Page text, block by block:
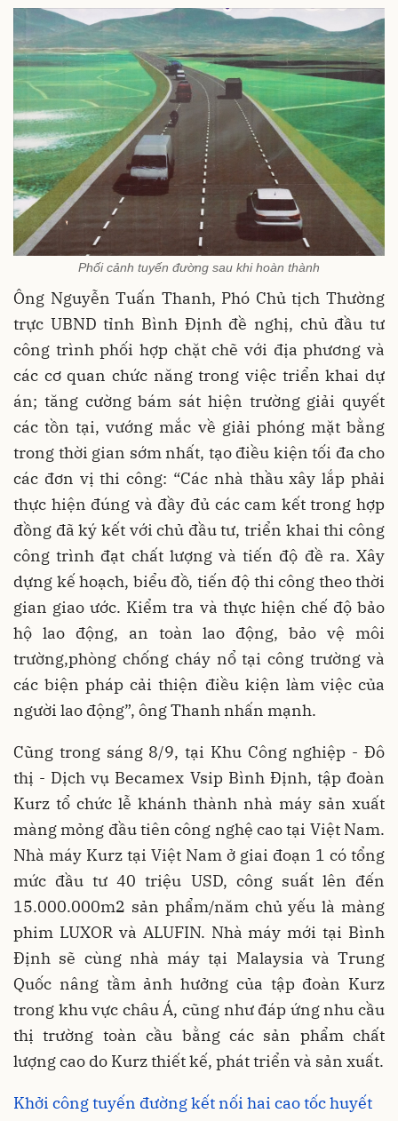
Phối cảnh tuyến đường sau khi hoàn thành
Ông Nguyễn Tuấn Thanh, Phó Chủ tịch Thường
trực UBND tỉnh Bình Định đề nghị, chủ đầu tư
công trình phối hợp chặt chẽ với địa phương và
các cơ quan chức năng trong việc triển khai dự
án; tăng cường bám sát hiện trường giải quyết
các tồn tại, vướng mắc về giải phóng mặt bằng
trong thời gian sớm nhất, tạo điều kiện tối đa cho
các đơn vị thi công: “Các nhà thầu xây lắp phải
thực hiện đúng và đầy đủ các cam kết trong hợp
đồng đã ký kết với chủ đầu tư, triển khai thi công
công trình đạt chất lượng và tiến độ đề ra. Xây
dựng kế hoạch, biểu đồ, tiến độ thi công theo thời
gian giao ước. Kiểm tra và thực hiện chế độ bảo
hộ lao động, an toàn lao động, bảo vệ môi
trường,phòng chống cháy nổ tại công trường và
các biện pháp cải thiện điều kiện làm việc của
người lao động”, ông Thanh nhấn mạnh.
Cũng trong sáng 8/9, tại Khu Công nghiệp - Đô
thị - Dịch vụ Becamex Vsip Bình Định, tập đoàn
Kurz tổ chức lễ khánh thành nhà máy sản xuất
màng mỏng đầu tiên công nghệ cao tại Việt Nam.
Nhà máy Kurz tại Việt Nam ở giai đoạn 1 có tổng
mức đầu tư 40 triệu USD, công suất lên đến
15.000.000m2 sản phẩm/năm chủ yếu là màng
phim LUXOR và ALUFIN. Nhà máy mới tại Bình
Định sẽ cùng nhà máy tại Malaysia và Trung
Quốc nâng tầm ảnh hưởng của tập đoàn Kurz
trong khu vực châu Á, cũng như đáp ứng nhu cầu
thị trường toàn cầu bằng các sản phẩm chất
lượng cao do Kurz thiết kế, phát triển và sản xuất.
Khởi công tuyến đường kết nối hai cao tốc huyết